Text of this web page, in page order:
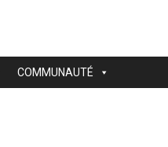
COMMUNAUTÉ